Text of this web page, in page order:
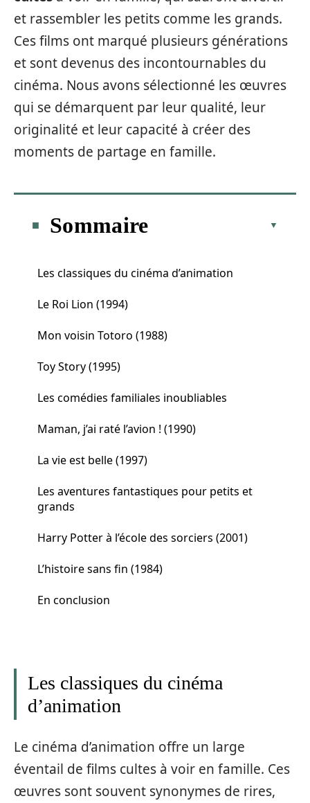
et rassembler les petits comme les grands.
Ces films ont marqué plusieurs générations
et sont devenus des incontournables du
cinéma. Nous avons sélectionné les œuvres
qui se démarquent par leur qualité, leur
originalité et leur capacité à créer des
moments de partage en famille.
Sommaire
Les classiques du cinéma d’animation
Le Roi Lion (1994)
Mon voisin Totoro (1988)
Toy Story (1995)
Les comédies familiales inoubliables
Maman, j’ai raté l’avion ! (1990)
La vie est belle (1997)
Les aventures fantastiques pour petits et
grands
Harry Potter à l’école des sorciers (2001)
L’histoire sans fin (1984)
En conclusion
Les classiques du cinéma
d’animation
Le cinéma d’animation offre un large
éventail de films cultes à voir en famille. Ces
œuvres sont souvent synonymes de rires,